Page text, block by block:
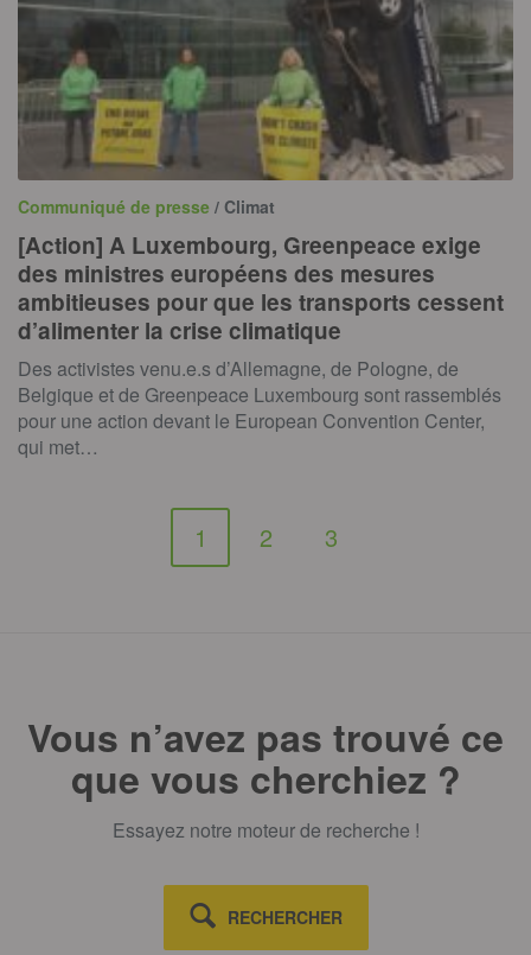
Communiqué de presse / Climat
[Action] A Luxembourg, Greenpeace exige
des ministres européens des mesures
ambitieuses pour que les transports cessent
d’alimenter la crise climatique
Des activistes venu.e.s d’Allemagne, de Pologne, de
Belgique et de Greenpeace Luxembourg sont rassemblés
pour une action devant le European Convention Center,
qui met…
1 2 3
Vous n’avez pas trouvé ce
que vous cherchiez ?
Essayez notre moteur de recherche !
RECHERCHER